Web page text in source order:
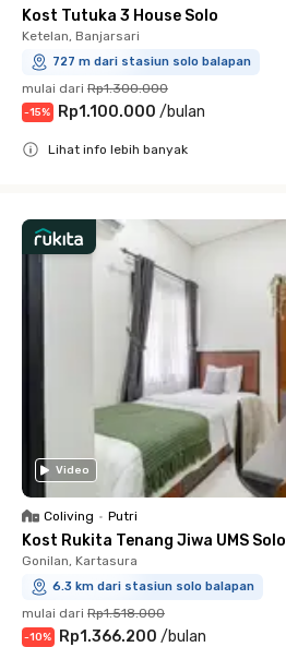
Kost Tutuka 3 House Solo
Ketelan, Banjarsari
727 m dari stasiun solo balapan
mulai dari Rp1.300.000
-15% Rp1.100.000 /bulan
Lihat info lebih banyak
Video
Coliving • Putri
Kost Rukita Tenang Jiwa UMS Solo
Gonilan, Kartasura
6.3 km dari stasiun solo balapan
mulai dari Rp1.518.000
-10% Rp1.366.200 /bulan